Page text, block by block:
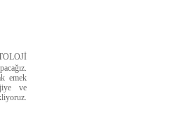
emek
ve